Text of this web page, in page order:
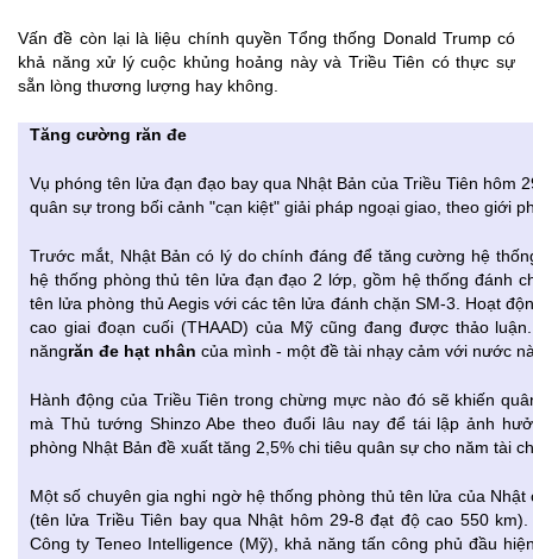
Vấn đề còn lại là liệu chính quyền Tổng thống Donald Trump có
khả năng xử lý cuộc khủng hoảng này và Triều Tiên có thực sự
sẵn lòng thương lượng hay không.
Tăng cường răn đe
Vụ phóng tên lửa đạn đạo bay qua Nhật Bản của Triều Tiên hôm
quân sự trong bối cảnh "cạn kiệt" giải pháp ngoại giao, theo giới
Trước mắt, Nhật Bản có lý do chính đáng để tăng cường hệ
hệ thống phòng thủ tên lửa đạn đạo 2 lớp, gồm hệ thống đánh
tên lửa phòng thủ Aegis với các tên lửa đánh chặn SM-3. Hoạt
cao giai đoạn cuối (THAAD) của Mỹ cũng đang được thảo
năngrăn đe hạt nhân của mình - một đề tài nhạy cảm với nước
Hành động của Triều Tiên trong chừng mực nào đó sẽ khiến
mà Thủ tướng Shinzo Abe theo đuổi lâu nay để tái lập ảnh
phòng Nhật Bản đề xuất tăng 2,5% chi tiêu quân sự cho năm tài
Một số chuyên gia nghi ngờ hệ thống phòng thủ tên lửa của
(tên lửa Triều Tiên bay qua Nhật hôm 29-8 đạt độ cao 550
Công ty Teneo Intelligence (Mỹ), khả năng tấn công phủ đầu